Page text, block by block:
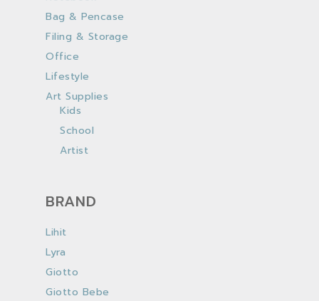
Bag & Pencase
Filing & Storage
Office
Lifestyle
Art Supplies
Kids
School
Artist
BRAND
Lihit
Lyra
Giotto
Giotto Bebe